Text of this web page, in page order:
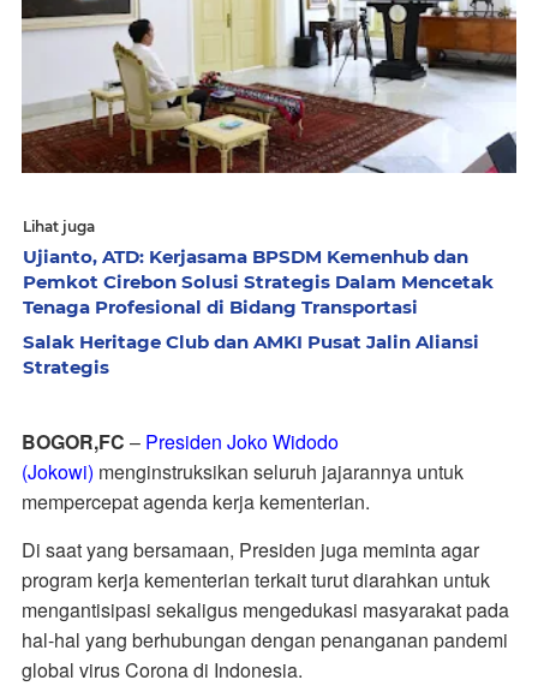
Lihat juga
Ujianto, ATD: Kerjasama BPSDM Kemenhub dan
Pemkot Cirebon Solusi Strategis Dalam Mencetak
Tenaga Profesional di Bidang Transportasi
Salak Heritage Club dan AMKI Pusat Jalin Aliansi
Strategis
BOGOR,FC – Presiden Joko Widodo
(Jokowi) menginstruksikan seluruh jajarannya untuk
mempercepat agenda kerja kementerian.
Di saat yang bersamaan, Presiden juga meminta agar
program kerja kementerian terkait turut diarahkan untuk
mengantisipasi sekaligus mengedukasi masyarakat pada
hal-hal yang berhubungan dengan penanganan pandemi
global virus Corona di Indonesia.